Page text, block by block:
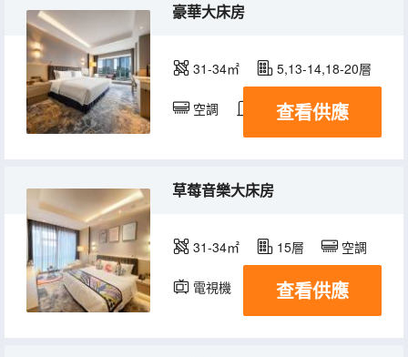
豪華大床房
31-34㎡ 5,13-14,18-20層
空調 淋浴 電視機
查看供應
草莓音樂大床房
31-34㎡ 15層 空調
電視機 查看供應